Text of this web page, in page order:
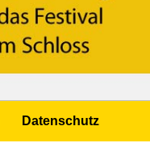
Datenschutz